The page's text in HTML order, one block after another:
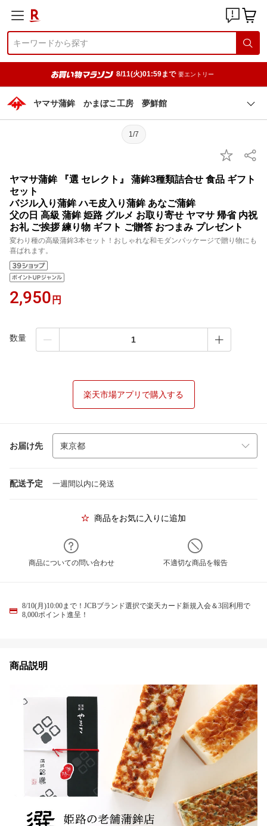
8/11(火)01:59まで 要エントリー
ヤマサ蒲鉾 かまぼこ工房 夢鮮館
1/7
ヤマサ蒲鉾 『選 セレクト』 蒲鉾3種類詰合せ 食品 ギフト
セット
バジル入り蒲鉾 ハモ皮入り蒲鉾 あなご蒲鉾
父の日 高級 蒲鉾 姫路 グルメ お取り寄せ ヤマサ 帰省 内祝
お礼 ご挨拶 練り物 ギフト ご贈答 おつまみ プレゼント
変わり種の高級蒲鉾3本セット！おしゃれな和モダンパッケージで贈り物にも
喜ばれます。
2,950 円
数量
楽天市場アプリで購入する
お届け先
配送予定 一週間以内に発送
商品をお気に入りに追加
商品についての問い合わせ 不適切な商品を報告
8/10(月)10:00まで！JCBブランド選択で楽天カード新規入会＆3回利用で
8,000ポイント進呈！
商品説明